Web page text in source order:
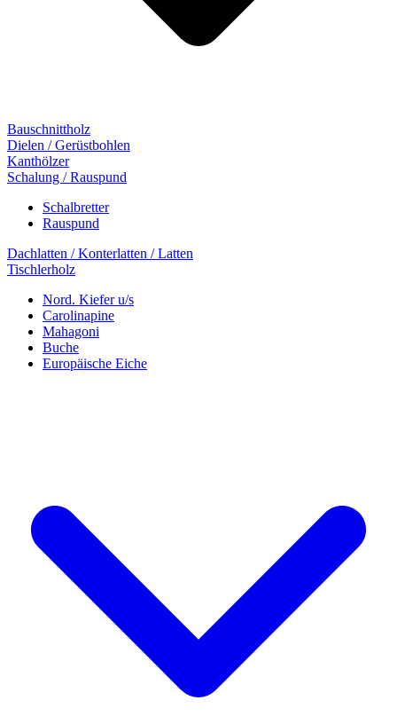
Bauschnittholz
Dielen / Gerüstbohlen
Kanthölzer
Schalung / Rauspund
Schalbretter
Rauspund
Dachlatten / Konterlatten / Latten
Tischlerholz
Nord. Kiefer u/s
Carolinapine
Mahagoni
Buche
Europäische Eiche